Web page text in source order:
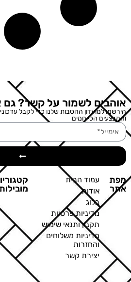
אוהבים לשמור על קשר? גם
הירשמו למועדון ההטבות שלנו כדי לקבל
והמבצעים הכי חמים
מפת
אתר
עמוד הבית
אודות
בלוג
מדיניות פרטיות
תקנון ותנאי שימוש
מדיניות משלוחים
והחזרות
יצירת קשר